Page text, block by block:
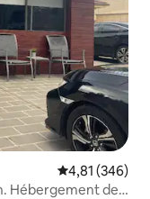
Évaluation
4,81 (346)
Hébergement de